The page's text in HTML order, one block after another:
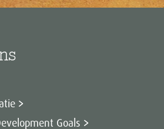
Goals